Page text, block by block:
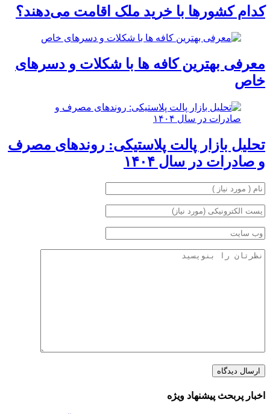
کدام کشورها با خرید ملک اقامت می‌دهند؟
معرفی بهترین کافه ها با شکلات و دسرهای
خاص
تحلیل بازار پالت پلاستیکی: روندهای مصرف
و صادرات در سال ۱۴۰۴
اخبار پربحث پیشنهاد ویژه